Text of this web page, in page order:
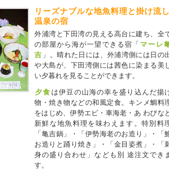
リーズナブルな地魚料理と掛け流し
温泉の宿
外浦湾と下田湾の見える高台に建ち、全
の部屋から海が一望できる宿「 マーレ
吉 」。晴れた日には、外浦湾側には日の
や大島が、下田湾側には茜色に染まる美
い夕暮れを見ることができます。
夕食 は伊豆の山海の幸を盛り込んだ揚
物・焼き物などの和風定食。キンメ鯛料
をはじめ、伊勢エビ・車海老・あ わびな
新鮮な地魚料理を味わえます。特別料
「亀吉鍋」・「伊勢海老のお造り」・「
お造りと踊り焼き」・「金目姿煮」・「
身の盛り合わせ」なども別 途注文でき
す。